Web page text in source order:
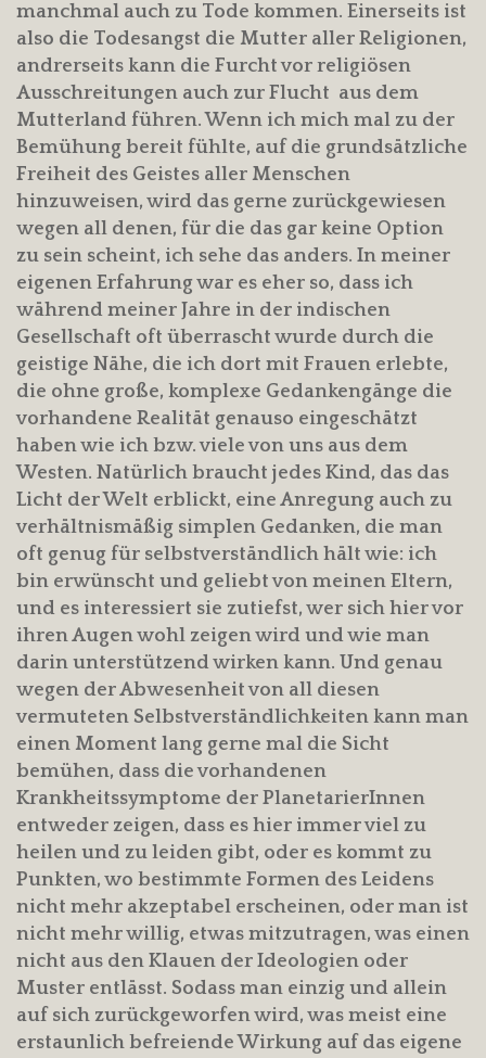
manchmal auch zu Tode kommen. Einerseits ist
also die Todesangst die Mutter aller Religionen,
andrerseits kann die Furcht vor religiösen
Ausschreitungen auch zur Flucht aus dem
Mutterland führen. Wenn ich mich mal zu der
Bemühung bereit fühlte, auf die grundsätzliche
Freiheit des Geistes aller Menschen
hinzuweisen, wird das gerne zurückgewiesen
wegen all denen, für die das gar keine Option
zu sein scheint, ich sehe das anders. In meiner
eigenen Erfahrung war es eher so, dass ich
während meiner Jahre in der indischen
Gesellschaft oft überrascht wurde durch die
geistige Nähe, die ich dort mit Frauen erlebte,
die ohne große, komplexe Gedankengänge die
vorhandene Realität genauso eingeschätzt
haben wie ich bzw. viele von uns aus dem
Westen. Natürlich braucht jedes Kind, das das
Licht der Welt erblickt, eine Anregung auch zu
verhältnismäßig simplen Gedanken, die man
oft genug für selbstverständlich hält wie: ich
bin erwünscht und geliebt von meinen Eltern,
und es interessiert sie zutiefst, wer sich hier vor
ihren Augen wohl zeigen wird und wie man
darin unterstützend wirken kann. Und genau
wegen der Abwesenheit von all diesen
vermuteten Selbstverständlichkeiten kann man
einen Moment lang gerne mal die Sicht
bemühen, dass die vorhandenen
Krankheitssymptome der PlanetarierInnen
entweder zeigen, dass es hier immer viel zu
heilen und zu leiden gibt, oder es kommt zu
Punkten, wo bestimmte Formen des Leidens
nicht mehr akzeptabel erscheinen, oder man ist
nicht mehr willig, etwas mitzutragen, was einen
nicht aus den Klauen der Ideologien oder
Muster entlässt. Sodass man einzig und allein
auf sich zurückgeworfen wird, was meist eine
erstaunlich befreiende Wirkung auf das eigene